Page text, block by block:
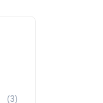
(3)